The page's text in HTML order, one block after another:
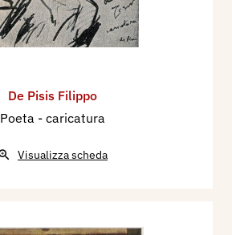
De Pisis Filippo
Poeta - caricatura
Visualizza scheda